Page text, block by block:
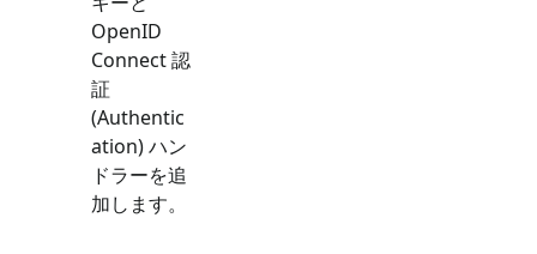
OpenID
Connect 認
証
(Authentic
ation) ハン
ドラーを追
加します。